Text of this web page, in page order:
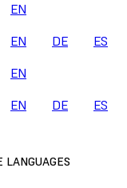
EN
EN DE ES
EN
EN DE ES
LANGUAGES